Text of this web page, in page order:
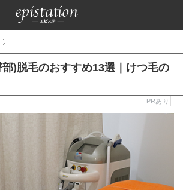
)脱毛のおすすめ13選｜けつ毛の
PRあり